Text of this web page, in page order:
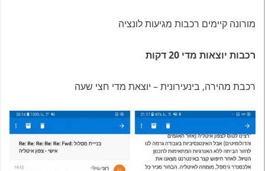
מורונה קיימים רכבות מגיעות לונציה
רכבות יוצאות מדי 20 דקות
רכבת מהירה, בינעירונית – יוצאת מדי חצי שעה